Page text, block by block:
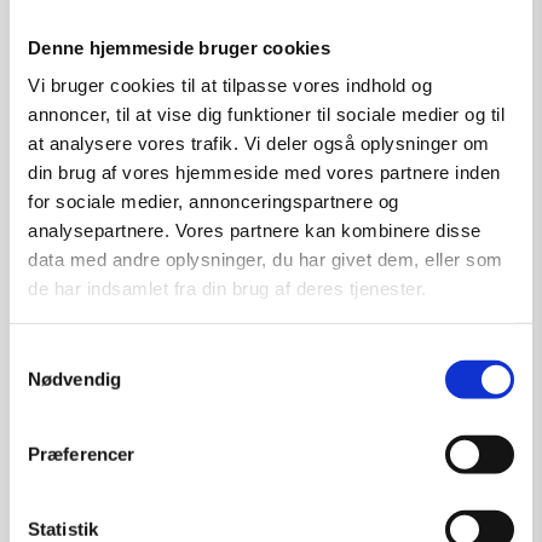
Denne hjemmeside bruger cookies
Vi bruger cookies til at tilpasse vores indhold og
annoncer, til at vise dig funktioner til sociale medier og til
at analysere vores trafik. Vi deler også oplysninger om
din brug af vores hjemmeside med vores partnere inden
for sociale medier, annonceringspartnere og
analysepartnere. Vores partnere kan kombinere disse
data med andre oplysninger, du har givet dem, eller som
de har indsamlet fra din brug af deres tjenester.
Nødvendig
Præferencer
Statistik
Tilføj til kurv